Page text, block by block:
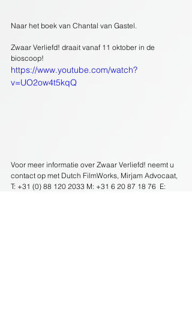
Naar het boek van Chantal van Gastel.
Zwaar Verliefd! draait vanaf 11 oktober in de
bioscoop!
https://www.youtube.com/watch?
v=UO2ow4t5kqQ
Voor meer informatie over Zwaar Verliefd! neemt u
contact op met Dutch FilmWorks, Mirjam Advocaat,
T: +31 (0) 88 120 2033 M: +31 6 20 87 18 76  E: